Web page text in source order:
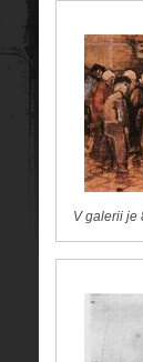
V galerii je